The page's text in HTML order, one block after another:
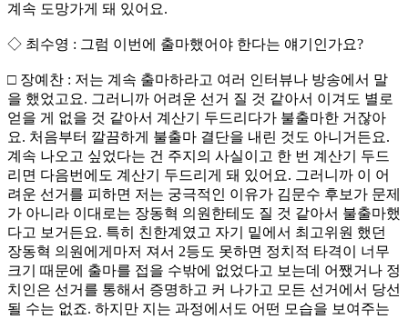
계속 도망가게 돼 있어요.
◇ 최수영 : 그럼 이번에 출마했어야 한다는 얘기인가요?
□ 장예찬 : 저는 계속 출마하라고 여러 인터뷰나 방송에서 말
을 했었고요. 그러니까 어려운 선거 질 것 같아서 이겨도 별로
얻을 게 없을 것 같아서 계산기 두드리다가 불출마한 거잖아
요. 처음부터 깔끔하게 불출마 결단을 내린 것도 아니거든요.
계속 나오고 싶었다는 건 주지의 사실이고 한 번 계산기 두드
리면 다음번에도 계산기 두드리게 돼 있어요. 그러니까 이 어
려운 선거를 피하면 저는 궁극적인 이유가 김문수 후보가 문제
가 아니라 이대로는 장동혁 의원한테도 질 것 같아서 불출마했
다고 보거든요. 특히 친한계였고 자기 밑에서 최고위원 했던
장동혁 의원에게마저 져서 2등도 못하면 정치적 타격이 너무
크기 때문에 출마를 접을 수밖에 없었다고 보는데 어쨌거나 정
치인은 선거를 통해서 증명하고 커 나가고 모든 선거에서 당선
될 수는 없죠. 하지만 지는 과정에서도 어떤 모습을 보여주는